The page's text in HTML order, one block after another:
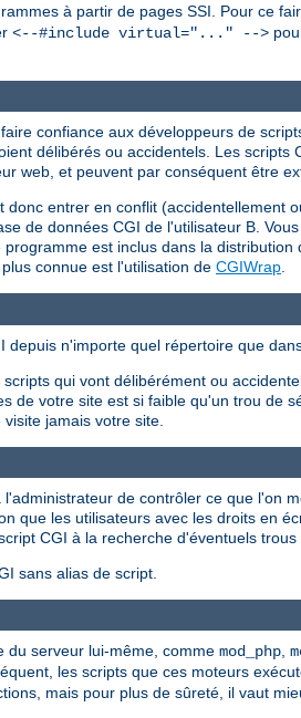
à partir de pages SSI. Pour ce
<--#include virtual="..." -->
confiance aux développeurs de
délibérés ou accidentels. Les
web, et peuvent par conséquent être
entrer en conflit (accidentellement
de données CGI de l'utilisateur B.
est inclus dans la
connue est l'utilisation de CGIWrap.
n'importe quel répertoire que
qui vont délibérément ou
de votre site est si faible qu'un trou de
jamais votre site.
de contrôler ce que l'on
que les utilisateurs avec les droits en
CGI à la recherche d'éventuels trous
sans alias de script.
du serveur lui-même, comme mod_php,
les scripts que ces moteurs
mais pour plus de sûreté, il vaut